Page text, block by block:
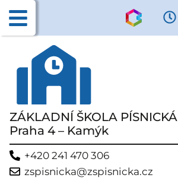
ZÁKLADNÍ ŠKOLA PÍSNICKÁ
Praha 4 – Kamýk
+420 241 470 306
zspisnicka@zspisnicka.cz